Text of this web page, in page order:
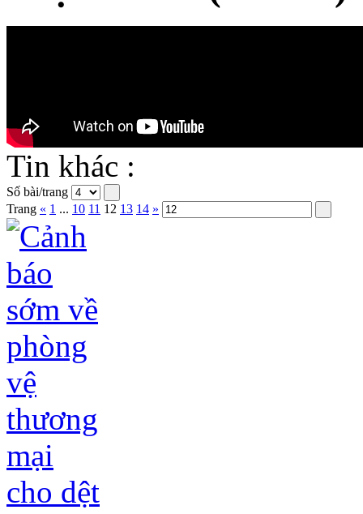
Tin khác :
Số bài/trang
Trang « 1 ... 10 11 12 13 14 »